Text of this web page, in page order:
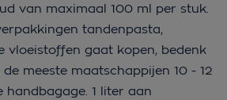
van maximaal 100 ml per stuk.
tandenpasta,
vloeistoffen gaat kopen, bedenk
meeste maatschappijen 10 - 12
handbagage. 1 liter aan